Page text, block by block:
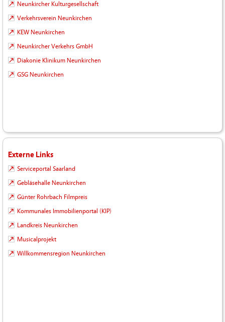
Neunkircher Kulturgesellschaft
Verkehrsverein Neunkirchen
KEW Neunkirchen
Neunkircher Verkehrs GmbH
Diakonie Klinikum Neunkirchen
GSG Neunkirchen
Externe Links
Serviceportal Saarland
Gebläsehalle Neunkirchen
Günter Rohrbach Filmpreis
Kommunales Immobilienportal (KIP)
Landkreis Neunkirchen
Musicalprojekt
Willkommensregion Neunkirchen